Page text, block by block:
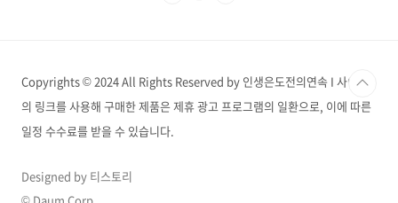
에서 사용하는 국민행..
Copyrights © 2024 All Rights Reserved by 인생은도전의연속 I 사이트
의 링크를 사용해 구매한 제품은 제휴 광고 프로그램의 일환으로, 이에 따른
일정 수수료를 받을 수 있습니다.
Designed by 티스토리